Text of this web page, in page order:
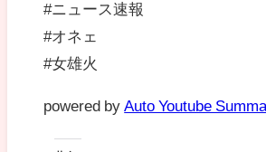
#ニュース速報
#オネェ
#女雄火
powered by Auto Youtube